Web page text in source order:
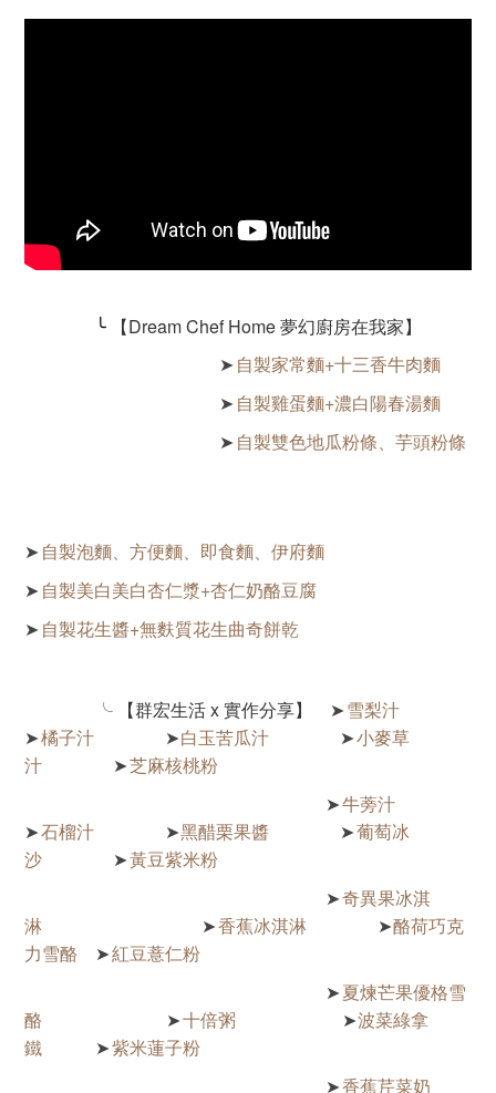
╰ 【Dream Chef Home 夢幻廚房在我家】
➤ 自製家常麵+十三香牛肉麵
➤ 自製雞蛋麵+濃白陽春湯麵
➤ 自製雙色地瓜粉條、芋頭粉條
➤ 自製泡麵、方便麵、即食麵、伊府麵
➤ 自製美白美白杏仁漿+杏仁奶酪豆腐
➤ 自製花生醬+無麩質花生曲奇餅乾
╰ 【群宏生活 x 實作分享】 ➤ 雪梨汁
➤橘子汁 ➤白玉苦瓜汁 ➤小麥草
汁
➤芝麻核桃粉
➤牛蒡汁
➤石榴汁 ➤黑醋栗果醬 ➤葡萄冰
沙
➤黃豆紫米粉
➤奇異果冰淇
淋
➤香蕉冰淇淋 ➤酪荷巧克
力雪酪
➤紅豆薏仁粉
➤ 夏煉芒果優格雪
酪
➤十倍粥 ➤波菜綠拿
鐵
➤紫米蓮子粉
➤香蕉芹菜奶